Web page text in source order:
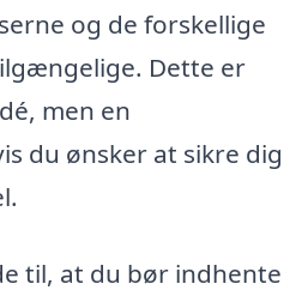
og de forskellige
Dette er
men en
du ønsker at sikre dig
til, at du bør indhente